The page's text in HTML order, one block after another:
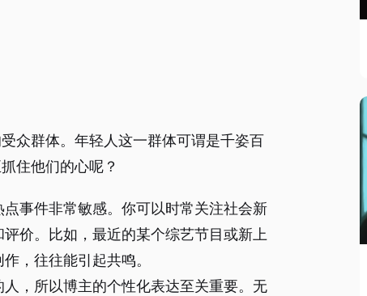
众群体。年轻人这一群体可谓是千姿百
住他们的心呢？
事件非常敏感。你可以时常关注社会新
价。比如，最近的某个综艺节目或新上
，往往能引起共鸣。
，所以博主的个性化表达至关重要。无